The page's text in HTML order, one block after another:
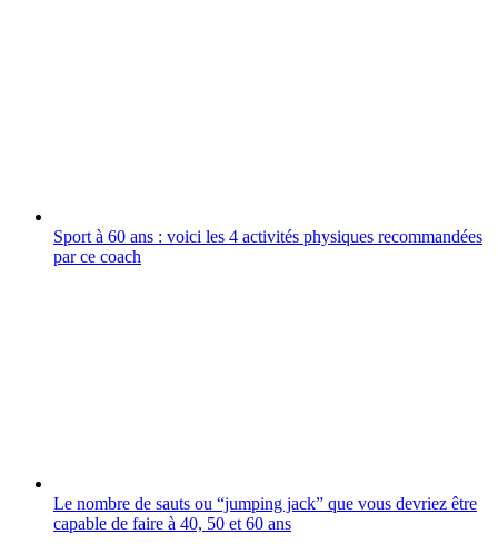
Sport à 60 ans : voici les 4 activités physiques recommandées
par ce coach
Le nombre de sauts ou “jumping jack” que vous devriez être
capable de faire à 40, 50 et 60 ans